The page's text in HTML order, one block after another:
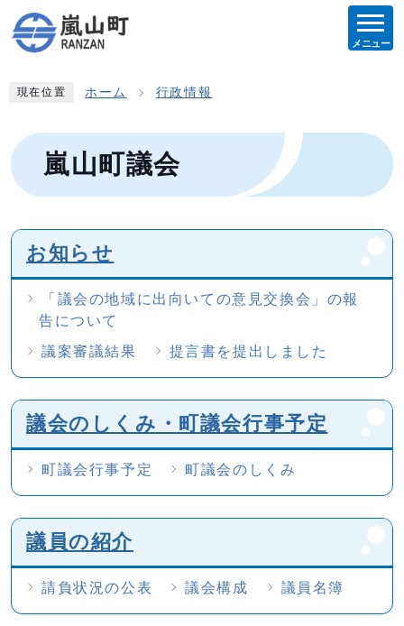
メニュー
現在位置 ホーム 行政情報
嵐山町議会
お知らせ
「議会の地域に出向いての意見交換会」の報
告について
議案審議結果
提言書を提出しました
議会のしくみ・町議会行事予定
町議会行事予定 町議会のしくみ
議員の紹介
請負状況の公表 議会構成 議員名簿